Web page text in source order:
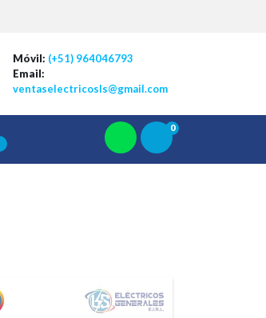
Móvil: (+51) 964046793
Email:
ventaselectricosls@gmail.com
0